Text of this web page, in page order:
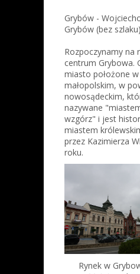
Grybów -
Grybów (bez
Rozpoczynamy na
centrum Grybowa.
miasto położone
małopolskim, w
nowosądeckim,
nazywane
wzgórz" i jest
miastem
przez Kazimierza
roku.
Rynek w